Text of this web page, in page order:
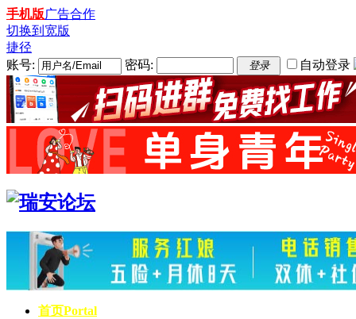
手机版广告合作
切换到宽版
捷径
账号:
密码: 登录 自动登录
首页Portal